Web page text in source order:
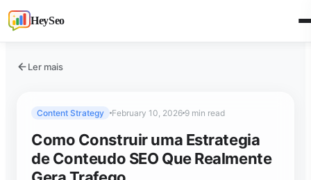
HeySeo
Ler mais
Content Strategy February 10, 2026 9 min read
Como Construir uma Estrategia
de Conteudo SEO Que Realmente